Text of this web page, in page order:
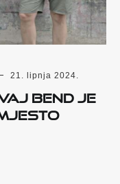
21. lipnja 2024.
bend je